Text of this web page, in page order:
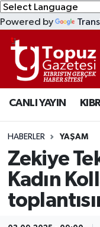
Powered by
CANLI YAYIN
HABERLER YAŞAM
Zekiye
Kadın
KIBRIS
DÜNYA
EKONOMİ
MAGAZİN
SAĞLIK
SPOR
Lefkoşa
Lefkoşa Hava
Lefkoşa Trafik
Süper Lig
Tüm
Son Dakika